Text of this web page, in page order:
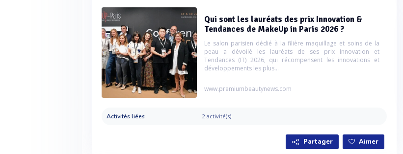
Qui sont les lauréats des prix Innovation &
Tendances de MakeUp in Paris 2026 ?
Le salon parisien dédié à la filière maquillage et soins de la
peau a dévoilé les lauréats de ses prix Innovation et
Tendances (IT) 2026, qui récompensent les innovations et
développements les plus...
www.premiumbeautynews.com
Activités liées 2 activité(s)
Partager Aimer